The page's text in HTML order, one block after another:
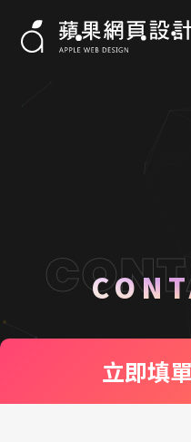
聯絡我們
立即填